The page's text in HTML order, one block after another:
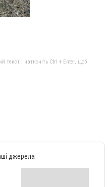
текст і натисніть Ctrl + Enter, щоб
джерела